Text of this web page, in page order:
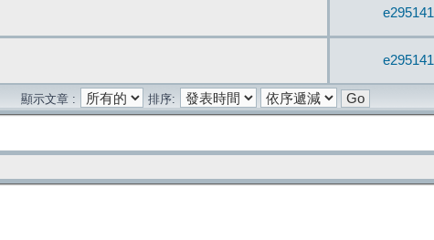
e295141
e295141
顯示文章 :
排序: